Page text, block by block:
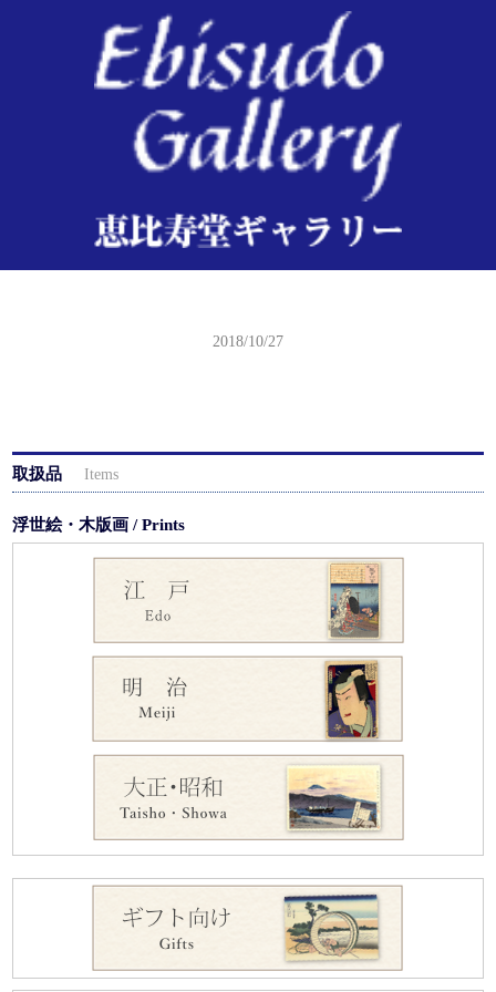
2018/10/27
取扱品 Items
浮世絵・木版画 / Prints